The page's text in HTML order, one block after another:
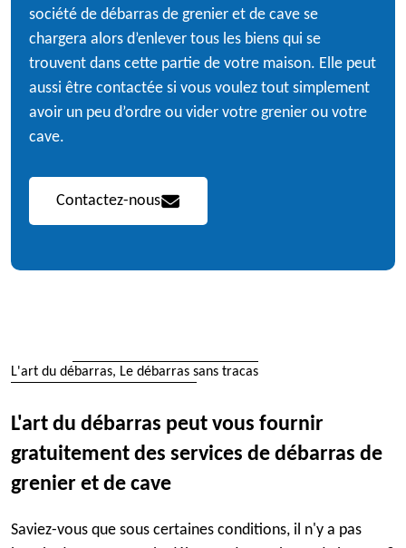
société de débarras de grenier et de cave se
chargera alors d’enlever tous les biens qui se
trouvent dans cette partie de votre maison. Elle peut
aussi être contactée si vous voulez tout simplement
avoir un peu d’ordre ou vider votre grenier ou votre
cave.
Contactez-nous
L'art du débarras, Le débarras sans tracas
L'art du débarras peut vous fournir
gratuitement des services de débarras de
grenier et de cave
Saviez-vous que sous certaines conditions, il n'y a pas